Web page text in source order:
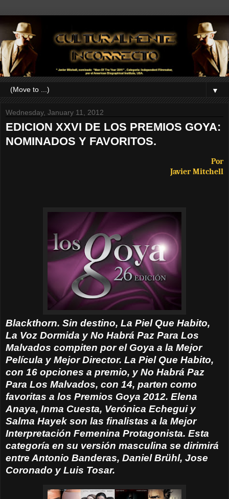
▼
Wednesday, January 11, 2012
EDICION XXVI DE LOS PREMIOS GOYA:
NOMINADOS Y FAVORITOS.
Por
Javier Mitchell
Blackthorn. Sin destino, La Piel Que Habito,
La Voz Dormida y No Habrá Paz Para Los
Malvados compiten por el Goya a la Mejor
Película y Mejor Director. La Piel Que Habito,
con 16 opciones a premio, y No Habrá Paz
Para Los Malvados, con 14, parten como
favoritas a los Premios Goya 2012. Elena
Anaya, Inma Cuesta, Verónica Echegui y
Salma Hayek son las finalistas a la Mejor
Interpretación Femenina Protagonista. Esta
categoría en su versión masculina se dirimirá
entre Antonio Banderas, Daniel Brühl, Jose
Coronado y Luis Tosar.